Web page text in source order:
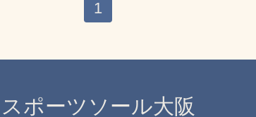
1
スポーツソール大阪